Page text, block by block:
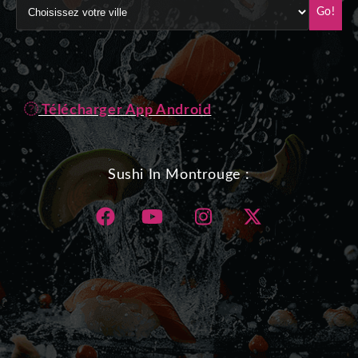
Go!
Télécharger App Android
Sushi In Montrouge :